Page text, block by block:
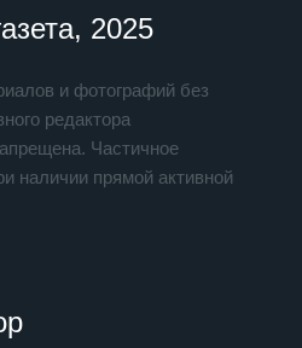
2025
и фотографий без
редактора
Частичное
наличии прямой активной